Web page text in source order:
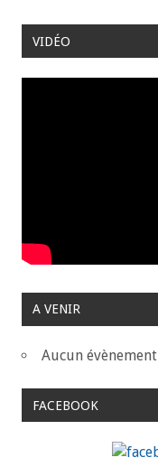
VIDÉO
A VENIR
Aucun évènement
FACEBOOK